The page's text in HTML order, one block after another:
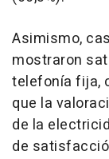
Asimismo,
mostraron
telefonía fija,
que la
de la
de